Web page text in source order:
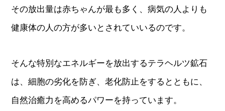
その放出量は赤ちゃんが最も多く、病気の人よりも
健康体の人の方が多いとされていいるのです。
そんな特別なエネルギーを放出するテラヘルツ鉱石
は、細胞の劣化を防ぎ、老化防止をするとともに、
自然治癒力を高めるパワーを持っています。